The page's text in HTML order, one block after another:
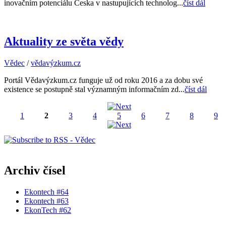
inovačním potenciálu Česka v nastupujících technolog...číst dál
Aktuality ze světa vědy
Vědec /vědavýzkum.cz
Portál Vědavýzkum.cz funguje už od roku 2016 a za dobu své
existence se postupně stal významným informačním zd...číst dál
Stránky
1 2 3 4 5 6 7 8 9
Archiv čísel
Ekontech #64
Ekontech #63
EkonTech #62